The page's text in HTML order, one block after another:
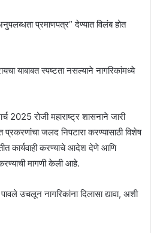
प्रमाणपत्र” देण्यात विलंब होत
याबाबत स्पष्टता नसल्याने नागरिकांमध्ये
2025 रोजी महाराष्ट्र शासनाने जारी
जलद निपटारा करण्यासाठी विशेष
कार्यवाही करण्याचे आदेश देणे आणि
मागणी केली आहे.
उचलून नागरिकांना दिलासा द्यावा, अशी